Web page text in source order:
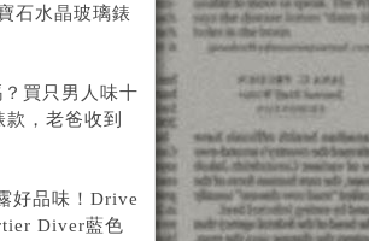
石水晶玻璃錶
買只男人味十
，老爸收到
好品味！Drive
Diver藍色